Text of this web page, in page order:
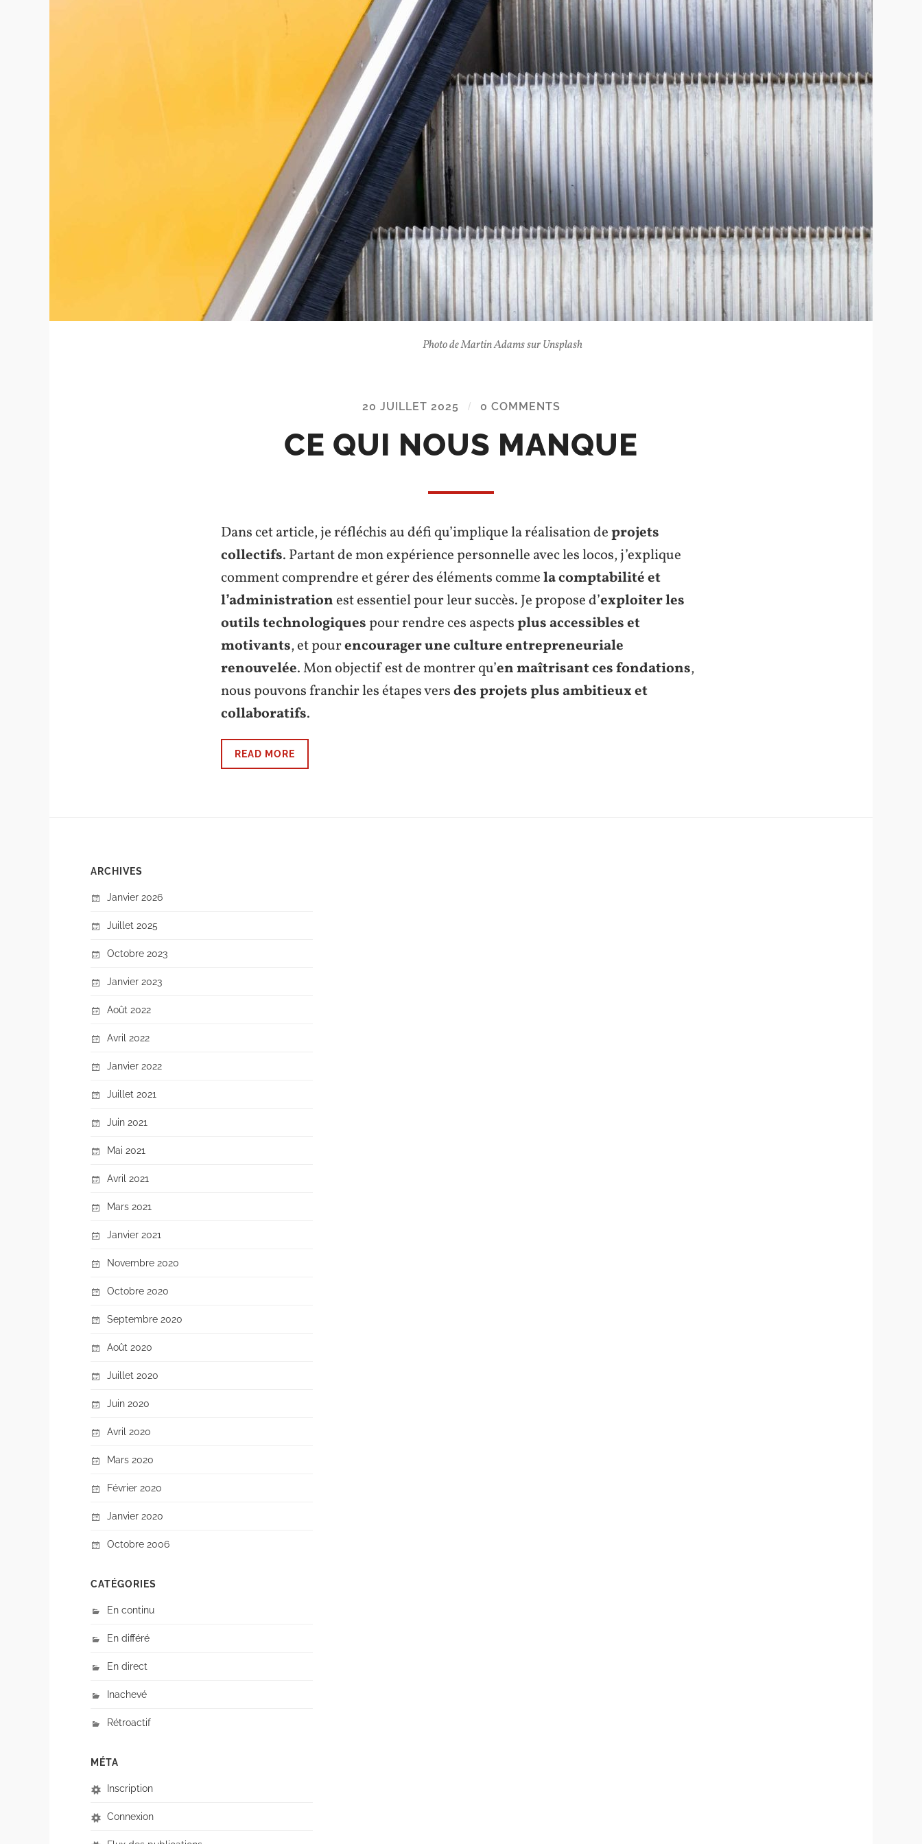
Photo de Martin Adams sur Unsplash
20 JUILLET 2025 / 0 COMMENTS
CE QUI NOUS MANQUE
Dans cet article, je réfléchis au défi qu’implique la réalisation deprojets
collectifs. Partant de mon expérience personnelle avec les locos, j’explique
comment comprendre et gérer des éléments commela comptabilité et
l’administrationest essentiel pour leur succès. Je propose d’exploiter les
outils technologiquespour rendre ces aspectsplus accessibles et
motivants, et pourencourager une culture entrepreneuriale
renouvelée. Mon objectif est de montrer qu’en maîtrisant ces fondations,
nous pouvons franchir les étapes versdes projets plus ambitieux et
collaboratifs.
READ MORE
ARCHIVES
Janvier 2026
Juillet 2025
Octobre 2023
Janvier 2023
Août 2022
Avril 2022
Janvier 2022
Juillet 2021
Juin 2021
Mai 2021
Avril 2021
Mars 2021
Janvier 2021
Novembre 2020
Octobre 2020
Septembre 2020
Août 2020
Juillet 2020
Juin 2020
Avril 2020
Mars 2020
Février 2020
Janvier 2020
Octobre 2006
CATÉGORIES
En continu
En différé
En direct
Inachevé
Rétroactif
MÉTA
Inscription
Connexion